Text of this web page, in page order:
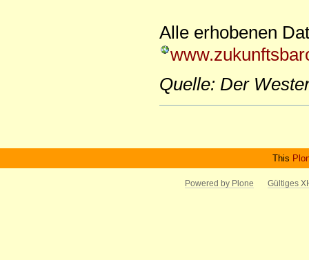
Alle erhobenen
Quelle: Der
This
Powered by Plone Gültiges